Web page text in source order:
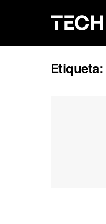
Etiqueta: